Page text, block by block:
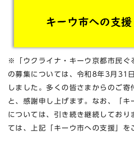
※「ウクライナ・キーウ京都市民ぐ
の募集については、令和8年3月31
しました。多くの皆さまからのご寄
と、感謝申し上げます。なお、「キ
については、引き続き継続しており
ては、上記「キーウ市への支援」を